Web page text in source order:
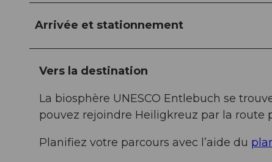
Arrivée et stationnement
Vers la destination
La biosphère UNESCO Entlebuch se
pouvez rejoindre Heiligkreuz par la route
Planifiez votre parcours avec l’aide du